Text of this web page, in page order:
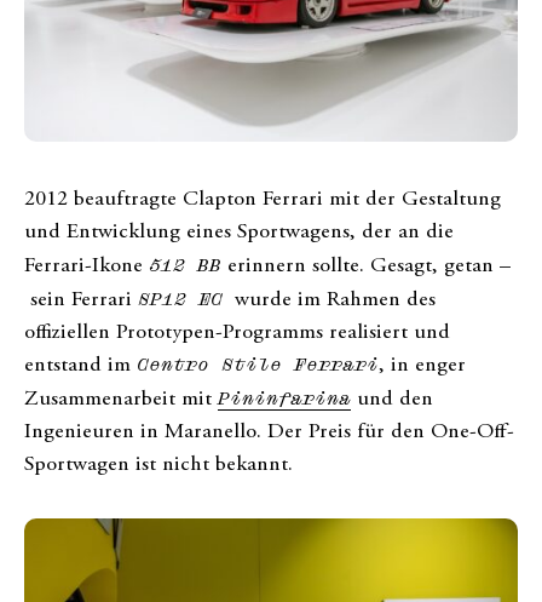
2012 beauftragte Clapton Ferrari mit der Gestaltung
und Entwicklung eines Sportwagens, der an die
Ferrari-Ikone 512 BB erinnern sollte. Gesagt, getan –
sein Ferrari SP12 EC wurde im Rahmen des
offiziellen Prototypen-Programms realisiert und
entstand im Centro Stile Ferrari, in enger
Zusammenarbeit mitPininfarina und den
Ingenieuren in Maranello. Der Preis für den One-Off-
Sportwagen ist nicht bekannt.